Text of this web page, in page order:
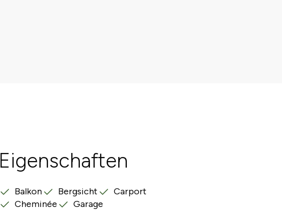
Eigenschaften
Balkon Bergsicht
Carport
Cheminée
Garage